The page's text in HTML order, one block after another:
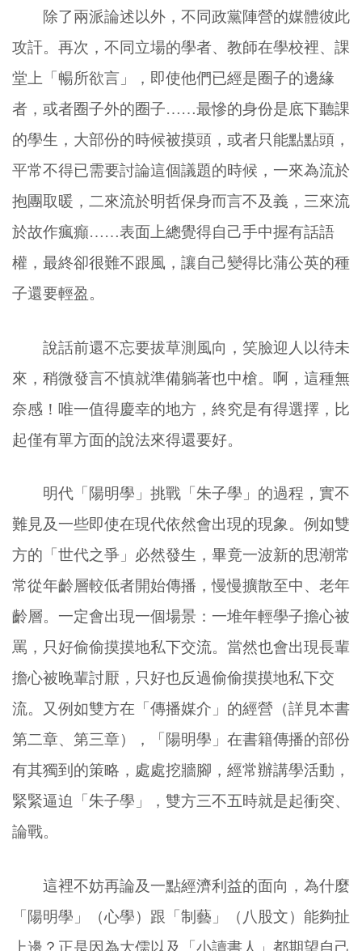
除了兩派論述以外，不同政黨陣營的媒體彼此
攻訐。再次，不同立場的學者、教師在學校裡、課
堂上「暢所欲言」，即使他們已經是圈子的邊緣
者，或者圈子外的圈子……最慘的身份是底下聽課
的學生，大部份的時候被摸頭，或者只能點點頭，
平常不得已需要討論這個議題的時候，一來為流於
抱團取暖，二來流於明哲保身而言不及義，三來流
於故作瘋癲……表面上總覺得自己手中握有話語
權，最終卻很難不跟風，讓自己變得比蒲公英的種
子還要輕盈。
說話前還不忘要拔草測風向，笑臉迎人以待未
來，稍微發言不慎就準備躺著也中槍。啊，這種無
奈感！唯一值得慶幸的地方，終究是有得選擇，比
起僅有單方面的說法來得還要好。
明代「陽明學」挑戰「朱子學」的過程，實不
難見及一些即使在現代依然會出現的現象。例如雙
方的「世代之爭」必然發生，畢竟一波新的思潮常
常從年齡層較低者開始傳播，慢慢擴散至中、老年
齡層。一定會出現一個場景：一堆年輕學子擔心被
罵，只好偷偷摸摸地私下交流。當然也會出現長輩
擔心被晚輩討厭，只好也反過偷偷摸摸地私下交
流。又例如雙方在「傳播媒介」的經營（詳見本書
第二章、第三章），「陽明學」在書籍傳播的部份
有其獨到的策略，處處挖牆腳，經常辦講學活動，
緊緊逼迫「朱子學」，雙方三不五時就是起衝突、
論戰。
這裡不妨再論及一點經濟利益的面向，為什麼
「陽明學」（心學）跟「制藝」（八股文）能夠扯
上邊？正是因為大儒以及「小讀書人」都期望自己